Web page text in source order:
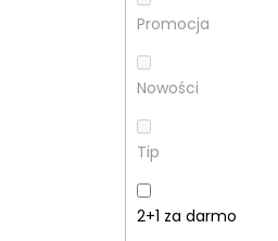
Promocja
Nowości
Tip
2+1 za darmo